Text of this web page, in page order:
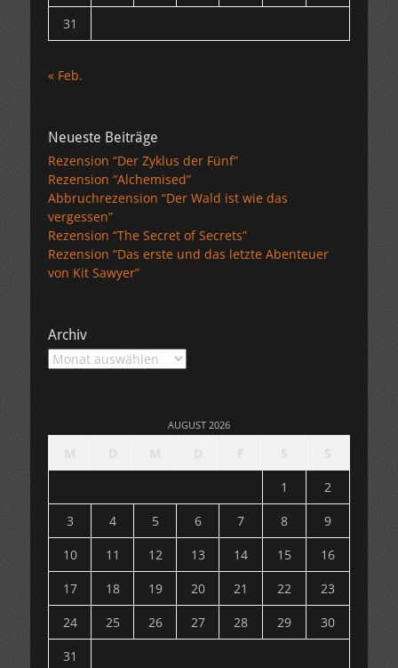
31
« Feb.
Neueste Beiträge
Rezension “Der Zyklus der Fünf”
Rezension “Alchemised”
Abbruchrezension “Der Wald ist wie das
vergessen”
Rezension “The Secret of Secrets”
Rezension “Das erste und das letzte Abenteuer
von Kit Sawyer”
Archiv
Archiv
AUGUST 2026
1
2
3
4 5 6 7 8
9
10
11 12 13 14 15
16
17
18 19 20 21 22
23
24
25 26 27 28 29
30
31